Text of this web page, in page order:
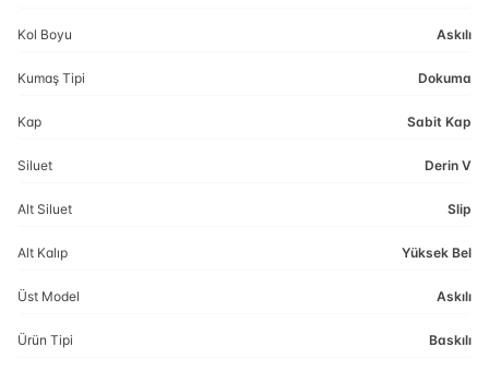
Kol Boyu Askılı
Kumaş Tipi Dokuma
Kap Sabit Kap
Siluet Derin V
Alt Siluet Slip
Alt Kalıp Yüksek Bel
Üst Model Askılı
Ürün Tipi Baskılı